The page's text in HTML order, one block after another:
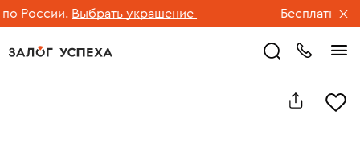
России. Выбрать украшение Бесплатная